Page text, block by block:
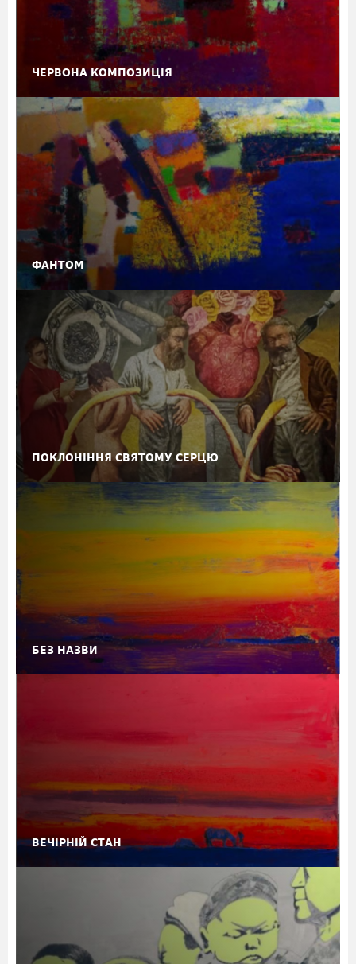
ЧЕРВОНА КОМПОЗИЦІЯ
ФАНТОМ
ПОКЛОНІННЯ СВЯТОМУ СЕРЦЮ
БЕЗ НАЗВИ
ВЕЧІРНІЙ СТАН